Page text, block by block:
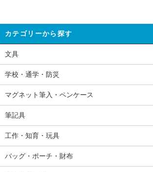
カテゴリーから探す
文具
学校・通学・防災
マグネット筆入・ペンケース
筆記具
工作・知育・玩具
バッグ・ポーチ・財布